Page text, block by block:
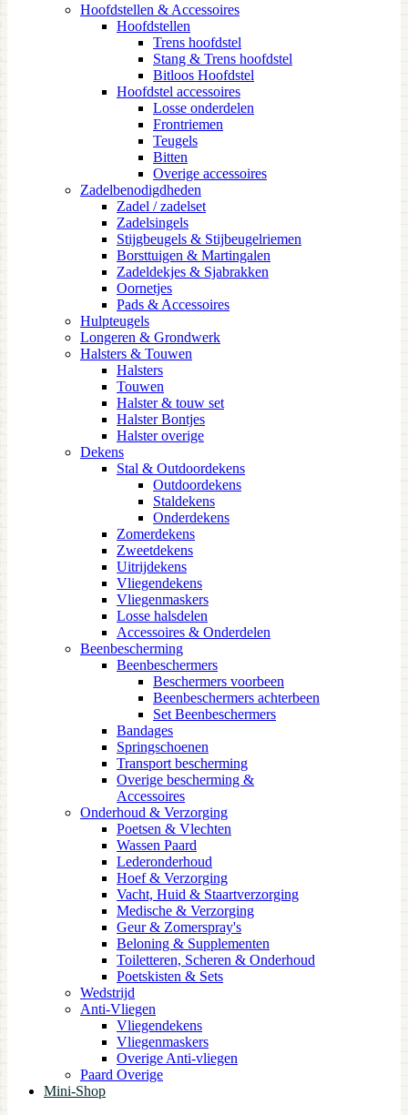
Hoofdstellen & Accessoires
Hoofdstellen
Trens hoofdstel
Stang & Trens hoofdstel
Bitloos Hoofdstel
Hoofdstel accessoires
Losse onderdelen
Frontriemen
Teugels
Bitten
Overige accessoires
Zadelbenodigdheden
Zadel / zadelset
Zadelsingels
Stijgbeugels & Stijbeugelriemen
Borsttuigen & Martingalen
Zadeldekjes & Sjabrakken
Oornetjes
Pads & Accessoires
Hulpteugels
Longeren & Grondwerk
Halsters & Touwen
Halsters
Touwen
Halster & touw set
Halster Bontjes
Halster overige
Dekens
Stal & Outdoordekens
Outdoordekens
Staldekens
Onderdekens
Zomerdekens
Zweetdekens
Uitrijdekens
Vliegendekens
Vliegenmaskers
Losse halsdelen
Accessoires & Onderdelen
Beenbescherming
Beenbeschermers
Beschermers voorbeen
Beenbeschermers achterbeen
Set Beenbeschermers
Bandages
Springschoenen
Transport bescherming
Overige bescherming &
Accessoires
Onderhoud & Verzorging
Poetsen & Vlechten
Wassen Paard
Lederonderhoud
Hoef & Verzorging
Vacht, Huid & Staartverzorging
Medische & Verzorging
Geur & Zomerspray's
Beloning & Supplementen
Toiletteren, Scheren & Onderhoud
Poetskisten & Sets
Wedstrijd
Anti-Vliegen
Vliegendekens
Vliegenmaskers
Overige Anti-vliegen
Paard Overige
Mini-Shop